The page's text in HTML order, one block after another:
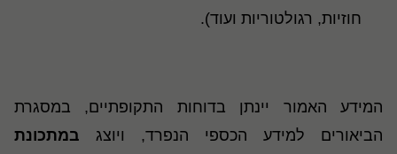
חוזיות, רגולטוריות ועוד).
המידע האמור יינתן בדוחות התקופתיים, במסגרת
הביאורים למידע הכספי הנפרד, ויוצג במתכונת